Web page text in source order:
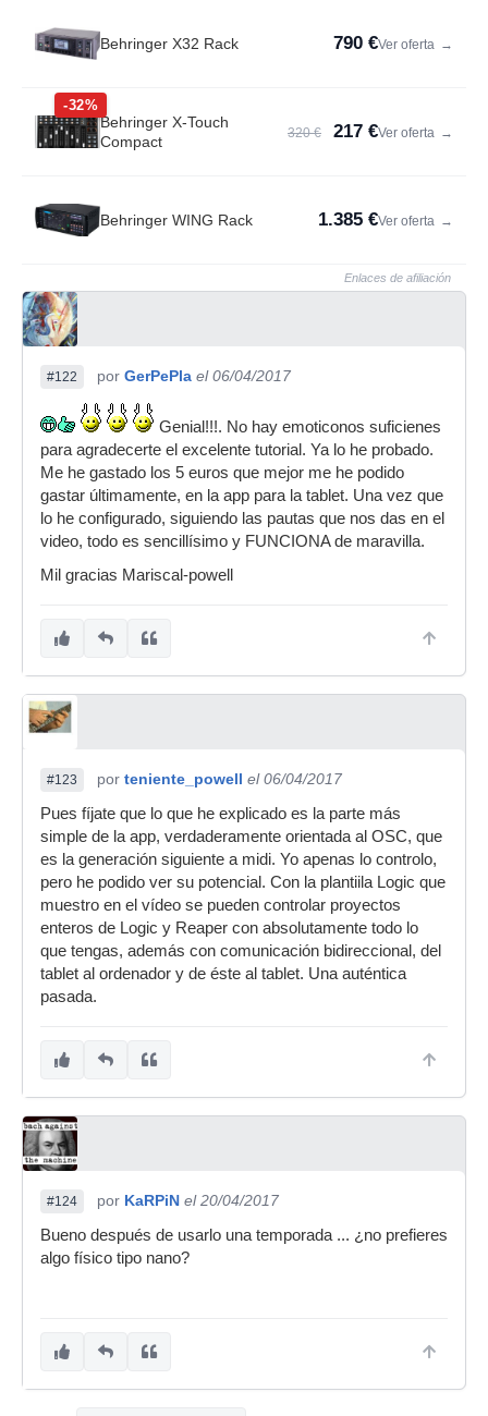
Behringer X32 Rack 790 €Ver oferta →
-32%
Behringer X-Touch
Compact
320 € 217 €Ver oferta →
Behringer WING Rack 1.385 €Ver oferta →
Enlaces de afiliación
#122 por GerPePla el 06/04/2017
Genial!!!. No hay emoticonos suficienes
para agradecerte el excelente tutorial. Ya lo he probado.
Me he gastado los 5 euros que mejor me he podido
gastar últimamente, en la app para la tablet. Una vez que
lo he configurado, siguiendo las pautas que nos das en el
video, todo es sencillísimo y FUNCIONA de maravilla.
Mil gracias Mariscal-powell
#123 por teniente_powell el 06/04/2017
Pues fíjate que lo que he explicado es la parte más
simple de la app, verdaderamente orientada al OSC, que
es la generación siguiente a midi. Yo apenas lo controlo,
pero he podido ver su potencial. Con la plantiila Logic que
muestro en el vídeo se pueden controlar proyectos
enteros de Logic y Reaper con absolutamente todo lo
que tengas, además con comunicación bidireccional, del
tablet al ordenador y de éste al tablet. Una auténtica
pasada.
#124 por KaRPiN el 20/04/2017
Bueno después de usarlo una temporada ... ¿no prefieres
algo físico tipo nano?